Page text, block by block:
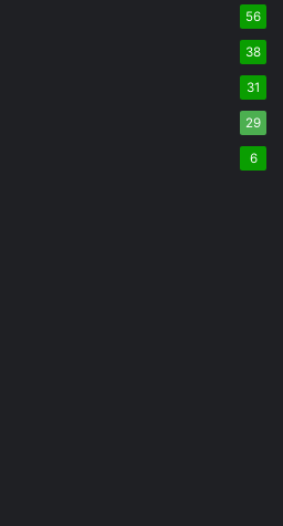
56
38
31
29
6